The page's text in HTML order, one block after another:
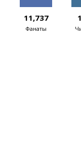
11,737
Фанаты